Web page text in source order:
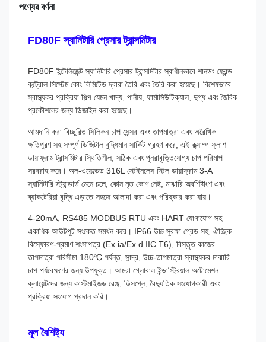
পণ্যের বর্ণনা
FD80F স্যানিটারি প্রেসার ট্রান্সমিটার
FD80F ইন্টেলিজেন্ট স্যানিটারি প্রেসার ট্রান্সমিটার স্বাধীনভাবে শানডং ফ্রেন্ড
কন্ট্রোল সিস্টেম কোং লিমিটেড দ্বারা তৈরি এবং তৈরি করা হয়েছে। বিশেষভাবে
স্বাস্থ্যকর প্রক্রিয়া শিল্প যেমন খাদ্য, পানীয়, ফার্মাসিউটিক্যাল, দুগ্ধ এবং জৈবিক
প্রকৌশলের জন্য ডিজাইন করা হয়েছে।
আমদানি করা বিচ্ছুরিত সিলিকন চাপ সেন্সর এবং তাপমাত্রা এবং অরৈখিক
ক্ষতিপূরণ সহ সম্পূর্ণ ডিজিটাল বুদ্ধিমান সার্কিট গ্রহণ করে, এই ক্ল্যাম্প ফ্লাশ
ডায়াফ্রাম ট্রান্সমিটার স্থিতিশীল, সঠিক এবং পুনরাবৃত্তিযোগ্য চাপ পরিমাপ
সরবরাহ করে। অল-ওয়েল্ডেড 316L স্টেইনলেস স্টিল ডায়াফ্রাম 3-A
স্যানিটারি স্ট্যান্ডার্ড মেনে চলে, কোন মৃত কোণ নেই, মাঝারি অবশিষ্টাংশ এবং
ব্যাকটেরিয়া বৃদ্ধি এড়াতে সহজে আলাদা করা এবং পরিষ্কার করা যায়।
4-20mA, RS485 MODBUS RTU এবং HART যোগাযোগ সহ
একাধিক আউটপুট সংকেত সমর্থন করে। IP66 উচ্চ সুরক্ষা গ্রেড সহ, ঐচ্ছিক
বিস্ফোরণ-প্রমাণ শংসাপত্র (Ex ia/Ex d IIC T6), বিস্তৃত কাজের
তাপমাত্রা পরিসীমা 180℃ পর্যন্ত, সান্দ্র, উচ্চ-তাপমাত্রা স্বাস্থ্যকর মাঝারি
চাপ পর্যবেক্ষণের জন্য উপযুক্ত। আমরা গ্লোবাল ইন্ডাস্ট্রিয়াল অটোমেশন
ক্লায়েন্টদের জন্য কাস্টমাইজড রেঞ্জ, ডিসপ্লে, বৈদ্যুতিক সংযোগকারী এবং
প্রক্রিয়া সংযোগ প্রদান করি।
মূল বৈশিষ্ট্য